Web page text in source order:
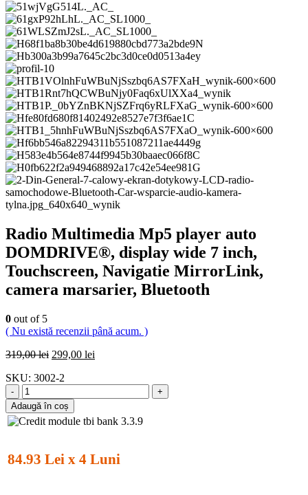
Radio Multimedia Mp5 player auto
DOMDRIVE®, display wide 7 inch,
Touchscreen, Navigatie MirrorLink,
camera marsarier, Bluetooth
0 out of 5
( Nu există recenzii până acum. )
319,00lei 299,00 lei
SKU: 3002-2
-
+
Adaugă în coș
84.93 Lei x 4 Luni